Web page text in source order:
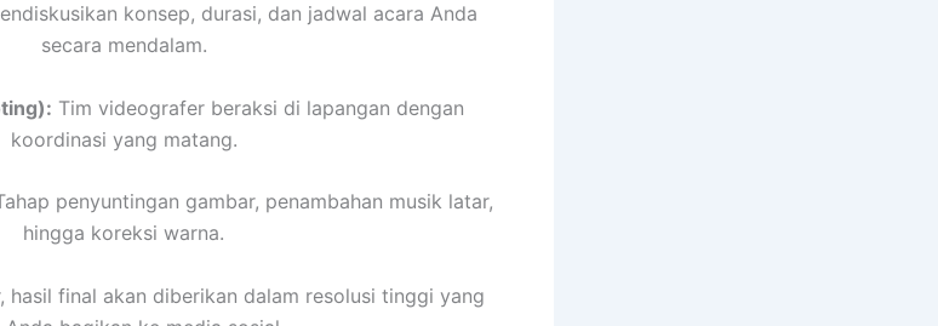
konsep, durasi, dan jadwal acara Anda
secara mendalam.
Tim videografer beraksi di lapangan dengan
koordinasi yang matang.
penyuntingan gambar, penambahan musik latar,
hingga koreksi warna.
hasil final akan diberikan dalam resolusi tinggi yang